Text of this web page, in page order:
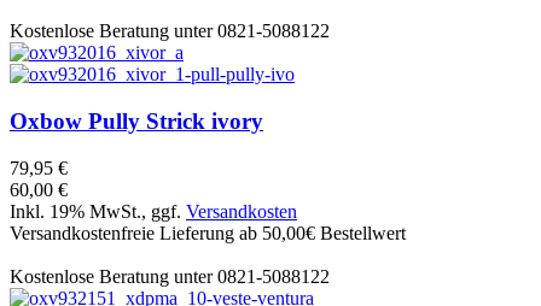
Kostenlose Beratung unter 0821-5088122
Oxbow Pully Strick ivory
79,95 €
60,00 €
Inkl. 19% MwSt., ggf. Versandkosten
Versandkostenfreie Lieferung ab 50,00€ Bestellwert
Kostenlose Beratung unter 0821-5088122